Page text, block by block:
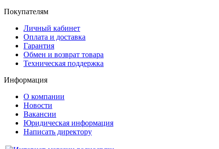
Покупателям
Личный кабинет
Оплата и доставка
Гарантия
Обмен и возврат товара
Техническая поддержка
Информация
О компании
Новости
Вакансии
Юридическая информация
Написать директору